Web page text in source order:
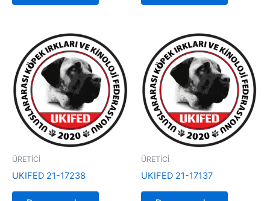
ÜRETİCİ
UKIFED 21-17238
ÜRETİCİ
UKIFED 21-17137